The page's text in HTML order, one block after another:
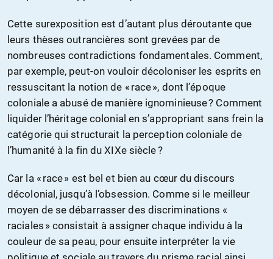
Cette surexposition est d’autant plus déroutante que
leurs thèses outrancières sont grevées par de
nombreuses contradictions fondamentales. Comment,
par exemple, peut-on vouloir décoloniser les esprits en
ressuscitant la notion de « race », dont l’époque
coloniale a abusé de manière ignominieuse ? Comment
liquider l’héritage colonial en s’appropriant sans frein la
catégorie qui structurait la perception coloniale de
l’humanité à la fin du XIXe siècle ?
Car la « race » est bel et bien au cœur du discours
décolonial, jusqu’à l’obsession. Comme si le meilleur
moyen de se débarrasser des discriminations «
raciales » consistait à assigner chaque individu à la
couleur de sa peau, pour ensuite interpréter la vie